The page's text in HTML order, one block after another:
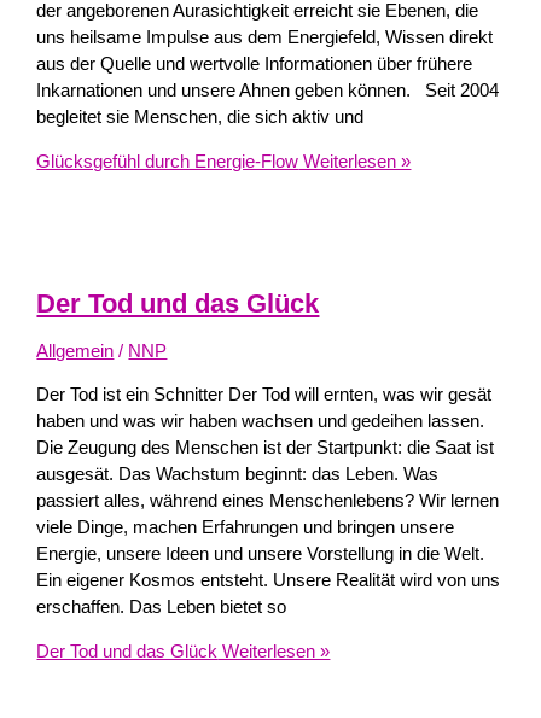
der angeborenen Aurasichtigkeit erreicht sie Ebenen, die
uns heilsame Impulse aus dem Energiefeld, Wissen direkt
aus der Quelle und wertvolle Informationen über frühere
Inkarnationen und unsere Ahnen geben können. Seit 2004
begleitet sie Menschen, die sich aktiv und
Glücksgefühl durch Energie-Flow Weiterlesen »
Der Tod und das Glück
Allgemein / NNP
Der Tod ist ein Schnitter Der Tod will ernten, was wir gesät
haben und was wir haben wachsen und gedeihen lassen.
Die Zeugung des Menschen ist der Startpunkt: die Saat ist
ausgesät. Das Wachstum beginnt: das Leben. Was
passiert alles, während eines Menschenlebens? Wir lernen
viele Dinge, machen Erfahrungen und bringen unsere
Energie, unsere Ideen und unsere Vorstellung in die Welt.
Ein eigener Kosmos entsteht. Unsere Realität wird von uns
erschaffen. Das Leben bietet so
Der Tod und das Glück Weiterlesen »